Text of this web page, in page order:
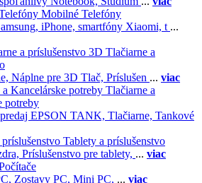
Mobilné Telefóny
iPhone, smartfóny Xiaomi, t ...
3D Tlačiarne a
Náplne pre 3D Tlač, Príslušen ... viac
Tlačiarne a
potreby
EPSON TANK, Tlačiarne, Tankové
Tablety a príslušenstvo
Príslušenstvo pre tablety, ... viac
Zostavy PC, Mini PC, ... viac